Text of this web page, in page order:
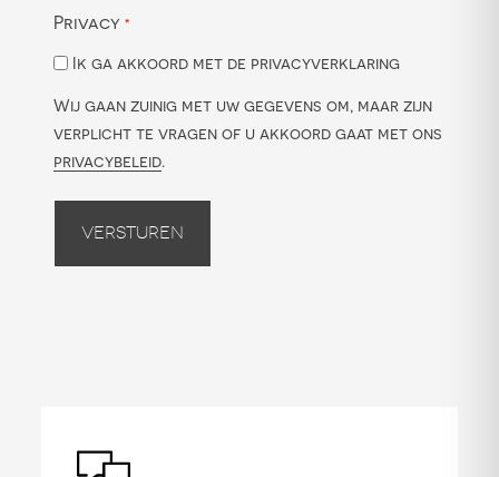
Privacy *
Ik ga akkoord met de privacyverklaring
Wij gaan zuinig met uw gegevens om, maar zijn
verplicht te vragen of u akkoord gaat met ons
privacybeleid.
Versturen